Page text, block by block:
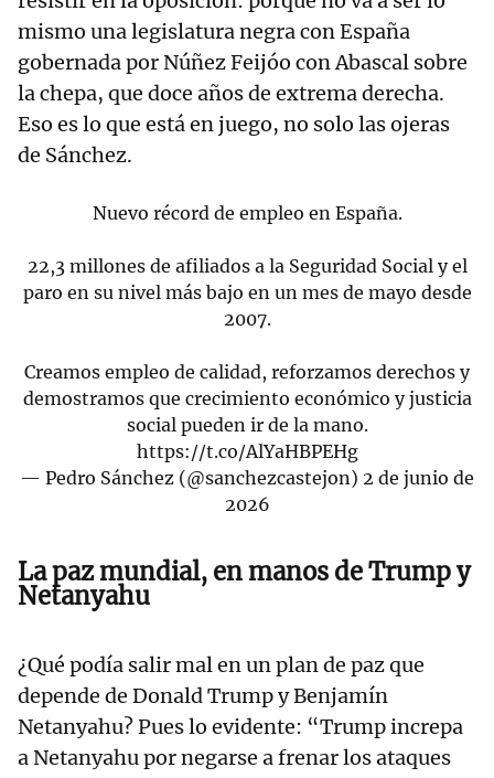
mismo una legislatura negra con España
gobernada por Núñez Feijóo con Abascal sobre
la chepa, que doce años de extrema derecha.
Eso es lo que está en juego, no solo las ojeras
de Sánchez.
Nuevo récord de empleo en España.
22,3 millones de afiliados a la Seguridad Social y el
paro en su nivel más bajo en un mes de mayo desde
2007.
Creamos empleo de calidad, reforzamos derechos y
demostramos que crecimiento económico y justicia
social pueden ir de la mano.
https://t.co/AlYaHBPEHg
— Pedro Sánchez (@sanchezcastejon) 2 de junio de
2026
La paz mundial, en manos de Trump y
Netanyahu
¿Qué podía salir mal en un plan de paz que
depende de Donald Trump y Benjamín
Netanyahu? Pues lo evidente: “Trump increpa
a Netanyahu por negarse a frenar los ataques